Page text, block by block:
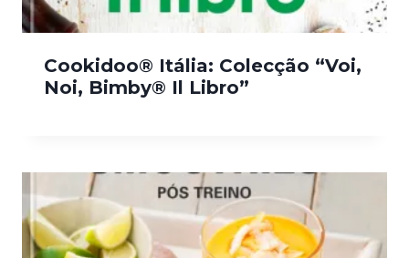
Cookidoo® Itália: Colecção “Voi,
Noi, Bimby® Il Libro”